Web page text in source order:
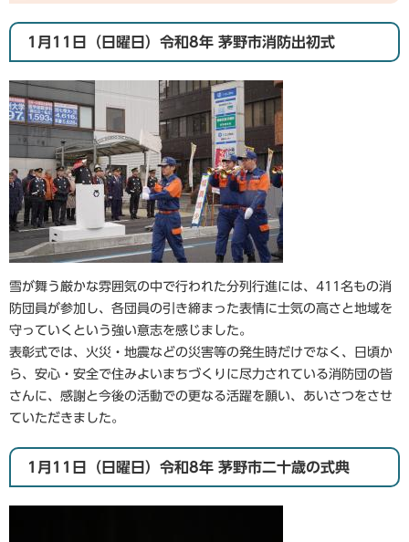
1月11日（日曜日）令和8年 茅野市消防出初式
雪が舞う厳かな雰囲気の中で行われた分列行進には、411名もの消
防団員が参加し、各団員の引き締まった表情に士気の高さと地域を
守っていくという強い意志を感じました。
表彰式では、火災・地震などの災害等の発生時だけでなく、日頃か
ら、安心・安全で住みよいまちづくりに尽力されている消防団の皆
さんに、感謝と今後の活動での更なる活躍を願い、あいさつをさせ
ていただきました。
1月11日（日曜日）令和8年 茅野市二十歳の式典